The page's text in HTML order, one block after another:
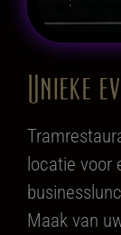
Unieke
locatie voor
Maak van